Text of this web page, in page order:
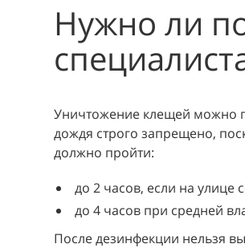
Нужно ли
Уничтожение клещей можно
дождя строго запрещено,
должно пройти:
до 2 часов, если на улице
до 4 часов при средней
После дезинфекции нельзя